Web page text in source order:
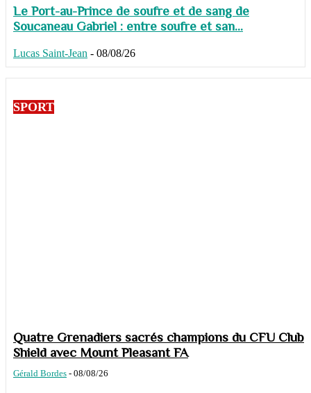
Le Port-au-Prince de soufre et de sang de
Soucaneau Gabriel : entre soufre et san...
Lucas Saint-Jean - 08/08/26
SPORT
Quatre Grenadiers sacrés champions du CFU Club
Shield avec Mount Pleasant FA
Gérald Bordes - 08/08/26